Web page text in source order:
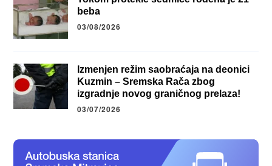
beba
03/08/2026
Izmenjen režim saobraćaja na deonici
Kuzmin – Sremska Rača zbog
izgradnje novog graničnog prelaza!
03/07/2026